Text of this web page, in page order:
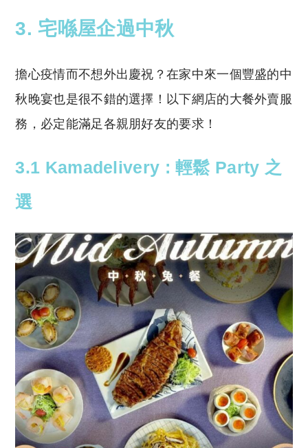
3. 宅喺屋企過中秋
擔心疫情而不想外出慶祝？在家中來一個豐盛的中
秋晚宴也是很不錯的選擇！以下網店的大餐外賣服
務，必定能滿足各親朋好友的要求！
3.1 Kamadelivery : 輕鬆 Party 之
選